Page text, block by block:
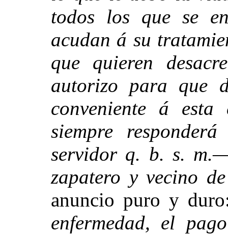
todos los que se
acudan á su
que quieren
autorizo para que
conveniente á
siempre
servidor q. b. s.
zapatero y vecino
anuncio puro y
enfermedad, el